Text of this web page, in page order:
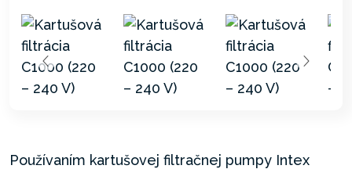
Používaním kartušovej filtračnej pumpy Intex